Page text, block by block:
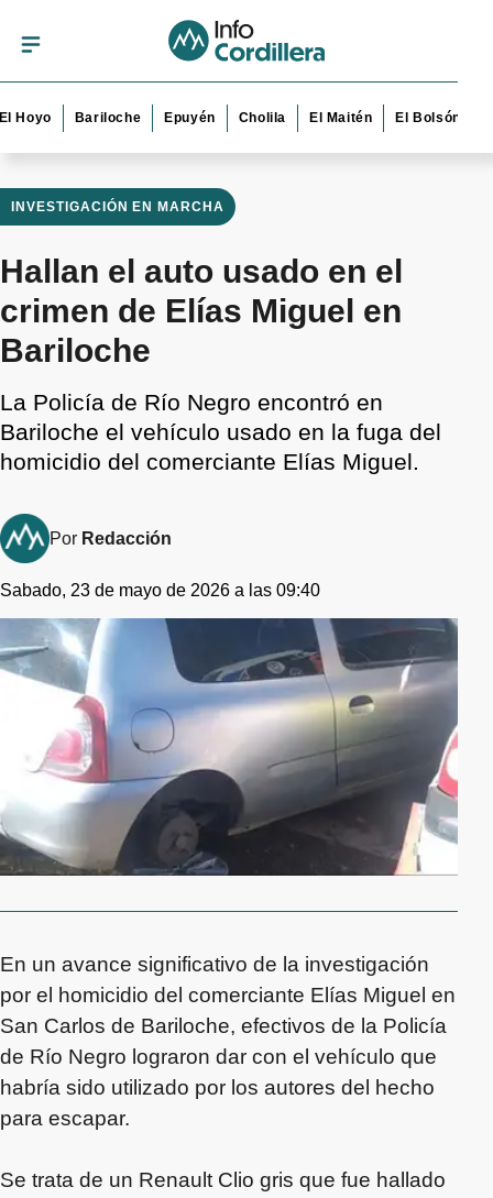
Bariloche Epuyén Cholila El Maitén El Bolsón
INVESTIGACIÓN EN MARCHA
Hallan el auto usado en el
crimen de Elías Miguel en
Bariloche
La Policía de Río Negro encontró en
Bariloche el vehículo usado en la fuga del
homicidio del comerciante Elías Miguel.
Por Redacción
Sabado, 23 de mayo de 2026 a las 09:40
En un avance significativo de la investigación
por el homicidio del comerciante Elías Miguel en
San Carlos de Bariloche, efectivos de la Policía
de Río Negro lograron dar con el vehículo que
habría sido utilizado por los autores del hecho
para escapar.
Se trata de un Renault Clio gris que fue hallado